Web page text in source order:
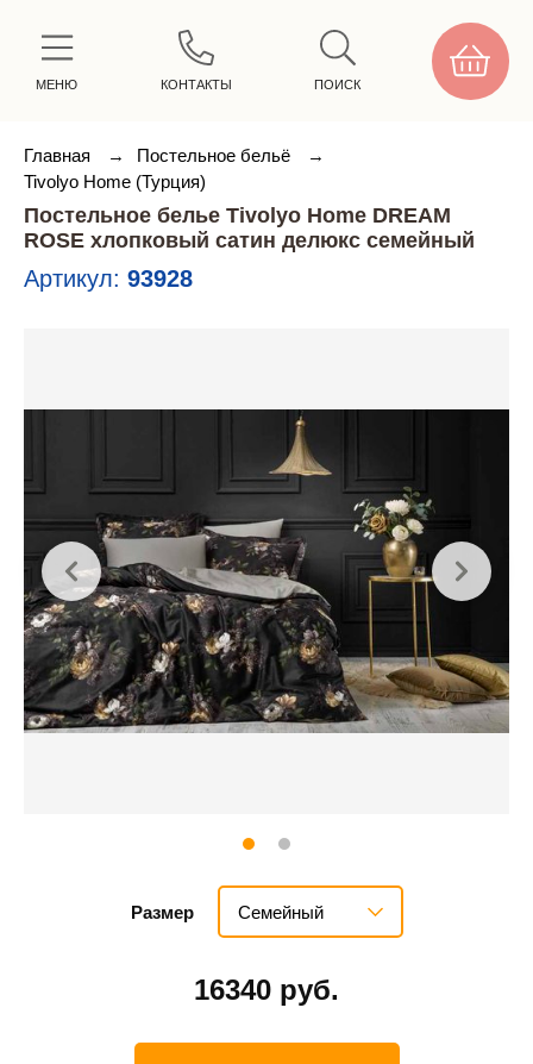
МЕНЮ КОНТАКТЫ ПОИСК
Главная → Постельное бельё
→
Tivolyo Home (Турция)
Постельное белье Tivolyo Home DREAM
ROSE хлопковый сатин делюкс семейный
Артикул: 93928
Размер Семейный
16340 руб.